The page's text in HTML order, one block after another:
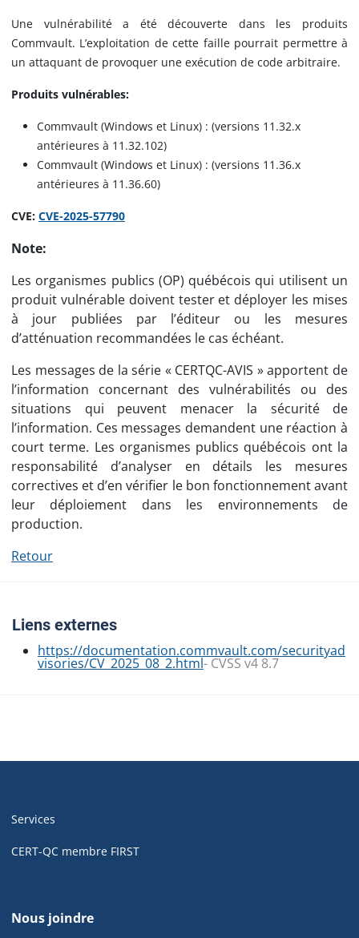
Une vulnérabilité a été découverte dans les produits
Commvault. L’exploitation de cette faille pourrait permettre à
un attaquant de provoquer une exécution de code arbitraire.
Produits vulnérables:
Commvault (Windows et Linux) : (versions 11.32.x
antérieures à 11.32.102)
Commvault (Windows et Linux) : (versions 11.36.x
antérieures à 11.36.60)
CVE: CVE-2025-57790
Note:
Les organismes publics (OP) québécois qui utilisent un
produit vulnérable doivent tester et déployer les mises
à jour publiées par l’éditeur ou les mesures
d’atténuation recommandées le cas échéant.
Les messages de la série « CERTQC-AVIS » apportent de
l’information concernant des vulnérabilités ou des
situations qui peuvent menacer la sécurité de
l’information. Ces messages demandent une réaction à
court terme. Les organismes publics québécois ont la
responsabilité d’analyser en détails les mesures
correctives et d’en vérifier le bon fonctionnement avant
leur déploiement dans les environnements de
production.
Retour
Liens externes
https://documentation.commvault.com/securityad
visories/CV_2025_08_2.html- CVSS v4 8.7
de
pied
de
de
Services
CERT-QC membre FIRST
Nous joindre